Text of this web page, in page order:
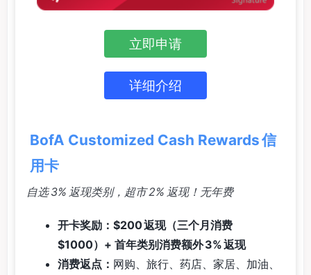
立即申请
详细介绍
BofA Customized Cash Rewards 信
用卡
自选 3% 返现类别，超市 2% 返现！无年费
开卡奖励：$200 返现（三个月消费
$1000）+ 首年类别消费额外 3% 返现
消费返点： 网购、旅行、药店、家居、加油、